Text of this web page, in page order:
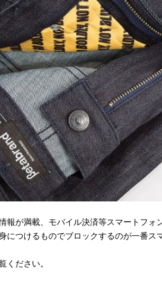
報が満載、モバイル決済等スマートフ
につけるものでブロックするのが一番ス
ください。